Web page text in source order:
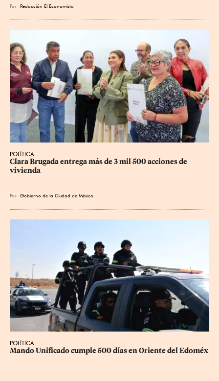
Por Redacción El Economista
POLÍTICA
Clara Brugada entrega más de 3 mil 500 acciones de
vivienda
Por Gobierno de la Ciudad de México
POLÍTICA
Mando Unificado cumple 500 días en Oriente del Edoméx